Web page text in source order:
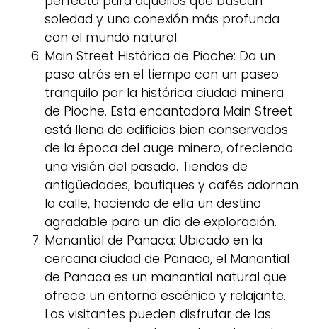
soledad y una conexión más profunda
con el mundo natural.
Main Street Histórica de Pioche: Da un
paso atrás en el tiempo con un paseo
tranquilo por la histórica ciudad minera
de Pioche. Esta encantadora Main Street
está llena de edificios bien conservados
de la época del auge minero, ofreciendo
una visión del pasado. Tiendas de
antigüedades, boutiques y cafés adornan
la calle, haciendo de ella un destino
agradable para un día de exploración.
Manantial de Panaca: Ubicado en la
cercana ciudad de Panaca, el Manantial
de Panaca es un manantial natural que
ofrece un entorno escénico y relajante.
Los visitantes pueden disfrutar de las